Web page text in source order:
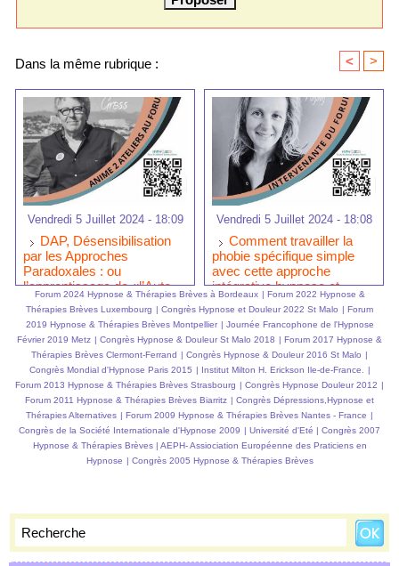
Dans la même rubrique : < >
Vendredi 5 Juillet 2024 - 18:09
DAP, Désensibilisation
par les Approches
Paradoxales : ou
l’apprentissage de «l’Auto
EMDR - IMO ®» par
Laurent GROSS au Forum
de Bordeaux.
Vendredi 5 Juillet 2024 - 18:08
Comment travailler la
phobie spécifique simple
avec cette approche
intégrative hypnose et
EMDR-IMO ® ?
Forum 2024 Hypnose & Thérapies Brèves à Bordeaux | Forum 2022 Hypnose &
Thérapies Brèves Luxembourg | Congrès Hypnose et Douleur 2022 St Malo | Forum
2019 Hypnose & Thérapies Brèves Montpellier | Journée Francophone de l'Hypnose
Février 2019 Metz | Congrès Hypnose & Douleur St Malo 2018 | Forum 2017 Hypnose &
Thérapies Brèves Clermont-Ferrand | Congrès Hypnose & Douleur 2016 St Malo |
Congrès Mondial d'Hypnose Paris 2015 | Institut Milton H. Erickson Ile-de-France. |
Forum 2013 Hypnose & Thérapies Brèves Strasbourg | Congrès Hypnose Douleur 2012 |
Forum 2011 Hypnose & Thérapies Brèves Biarritz | Congrès Dépressions,Hypnose et
Thérapies Alternatives | Forum 2009 Hypnose & Thérapies Brèves Nantes - France |
Congrès de la Société Internationale d'Hypnose 2009 | Université d'Eté | Congrès 2007
Hypnose & Thérapies Brèves | AEPH- Assiociation Européenne des Praticiens en
Hypnose | Congrès 2005 Hypnose & Thérapies Brèves